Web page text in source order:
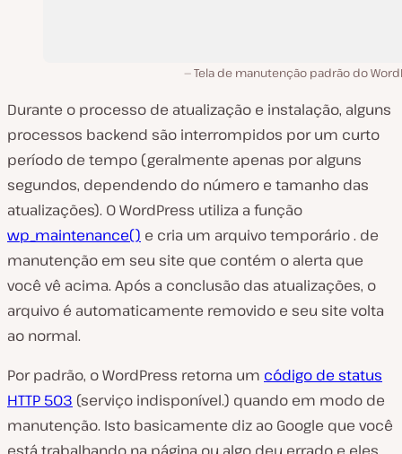
Tela de manutenção padrão do
Durante o processo de atualização e instalação, alguns
processos backend são interrompidos por um curto
período de tempo (geralmente apenas por alguns
segundos, dependendo do número e tamanho das
atualizações). O WordPress utiliza a função
wp_maintenance() e cria um arquivo temporário . de
manutenção em seu site que contém o alerta que
você vê acima. Após a conclusão das atualizações, o
arquivo é automaticamente removido e seu site volta
ao normal.
Por padrão, o WordPress retorna um código de status
HTTP 503 (serviço indisponível.) quando em modo de
manutenção. Isto basicamente diz ao Google que você
está trabalhando na página ou algo deu errado e eles